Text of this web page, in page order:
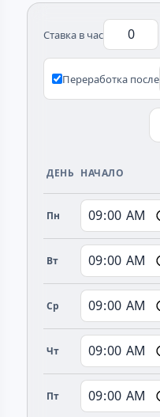
Ставка в час
Переработка после
ДЕНЬ НАЧАЛО
Пн
Вт
Ср
Чт
Пт